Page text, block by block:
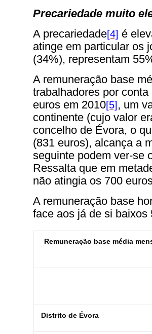
Precariedade muito
A precariedade[4] é
atinge em particular os
(34%), representam
A remuneração base
trabalhadores por
euros em 2010[5] , um
continente (cujo valor
concelho de Évora, o
(831 euros), alcança a
seguinte podem ver-se
Ressalta que em
não atingia os 700
A remuneração base
face aos já de si baixos
Remuneração base média
Distrito de Évora